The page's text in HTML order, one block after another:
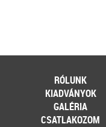
RÓLUNK
KIADVÁNYOK
GALÉRIA
CSATLAKOZOM